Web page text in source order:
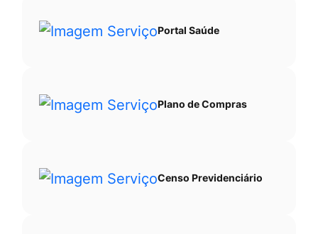
Portal Saúde
Plano de Compras
Censo Previdenciário